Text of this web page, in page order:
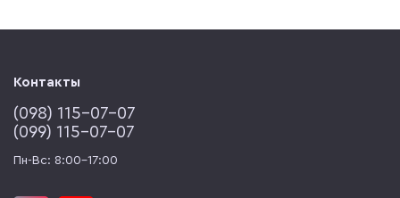
Контакты
(‎098) 115-07-07
(‎099) 115-07-07
Пн-Вс: 8:00-17:00